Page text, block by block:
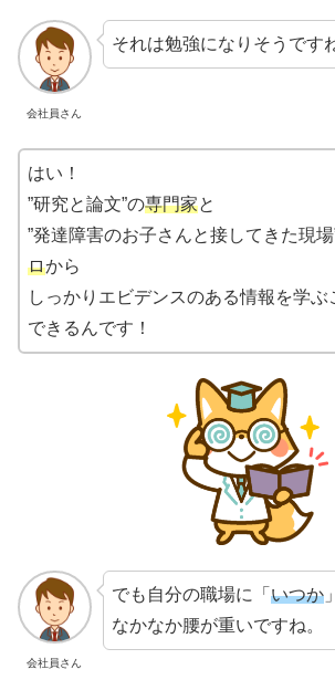
会社員さん
それは勉強になりそうです
はい！
”研究と論文”の専門家と
”発達障害のお子さんと接してきた現場
ロから
しっかりエビデンスのある情報を学ぶ
できるんです！
会社員さん
でも自分の職場に「 いつか
なかなか腰が重いですね。